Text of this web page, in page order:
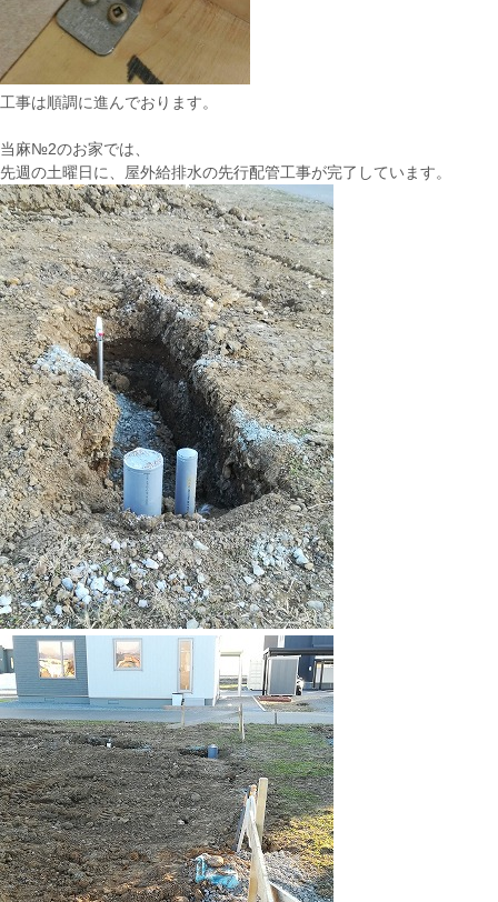
工事は順調に進んでおります。
当麻№2のお家では、
先週の土曜日に、屋外給排水の先行配管工事が完了しています。